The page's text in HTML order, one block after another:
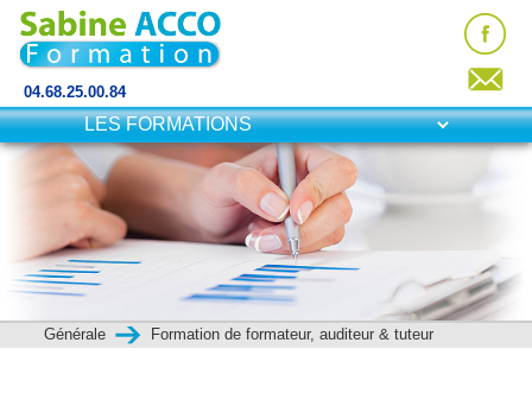
04.68.25.00.84
Générale Formation de formateur, auditeur & tuteur